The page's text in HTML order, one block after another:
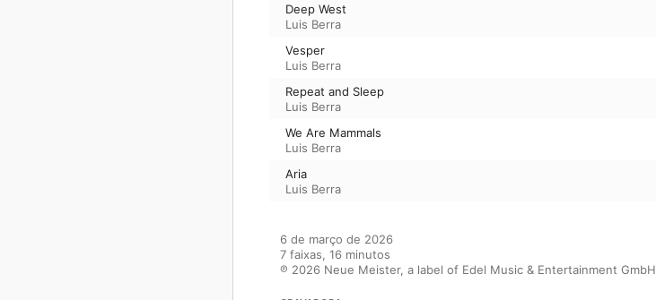
Deep West
Luis Berra
Vesper
Luis Berra
Repeat and Sleep
Luis Berra
We Are Mammals
Luis Berra
Aria
Luis Berra
6 de março de 2026
7 faixas, 16 minutos
℗ 2026 Neue Meister, a label of Edel Music & Entertainment GmbH